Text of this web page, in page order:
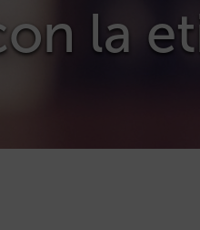
la